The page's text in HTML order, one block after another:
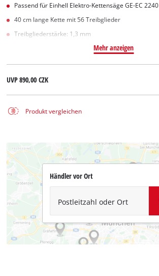
Passend für Einhell Elektro-Kettensäge GE-EC 2240
40 cm lange Kette mit 56 Treibglieder
Treibgliederstärke: 1,3 mm
Mehr anzeigen
UVP890,00 CZK
Produkt vergleichen
Händler vor Ort
Postleitzahl oder Ort